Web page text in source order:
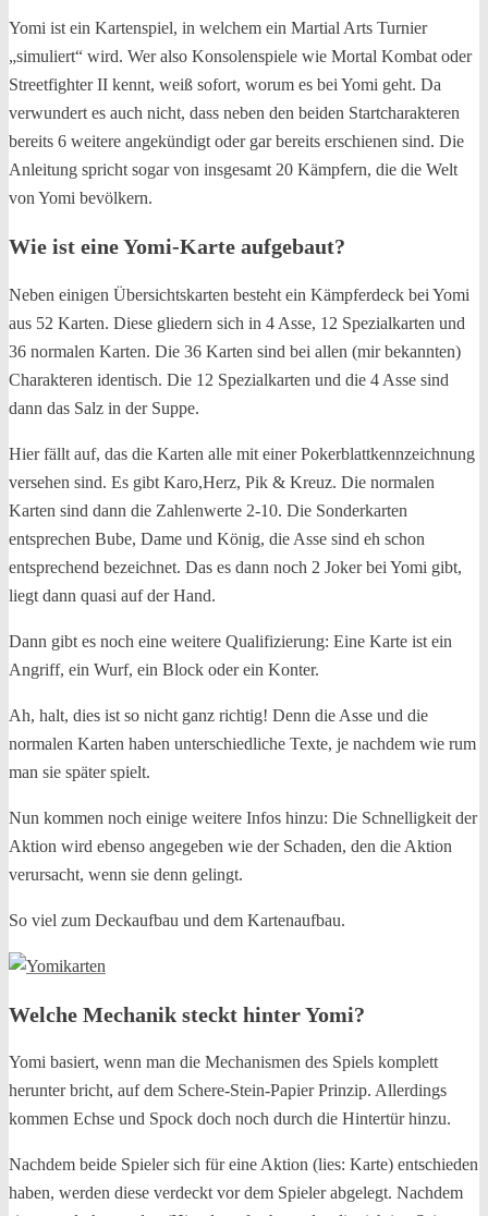
Yomi ist ein Kartenspiel, in welchem ein Martial Arts Turnier
„simuliert“ wird. Wer also Konsolenspiele wie Mortal Kombat oder
Streetfighter II kennt, weiß sofort, worum es bei Yomi geht. Da
verwundert es auch nicht, dass neben den beiden Startcharakteren
bereits 6 weitere angekündigt oder gar bereits erschienen sind. Die
Anleitung spricht sogar von insgesamt 20 Kämpfern, die die Welt
von Yomi bevölkern.
Wie ist eine Yomi-Karte aufgebaut?
Neben einigen Übersichtskarten besteht ein Kämpferdeck bei Yomi
aus 52 Karten. Diese gliedern sich in 4 Asse, 12 Spezialkarten und
36 normalen Karten. Die 36 Karten sind bei allen (mir bekannten)
Charakteren identisch. Die 12 Spezialkarten und die 4 Asse sind
dann das Salz in der Suppe.
Hier fällt auf, das die Karten alle mit einer Pokerblattkennzeichnung
versehen sind. Es gibt Karo,Herz, Pik & Kreuz. Die normalen
Karten sind dann die Zahlenwerte 2-10. Die Sonderkarten
entsprechen Bube, Dame und König, die Asse sind eh schon
entsprechend bezeichnet. Das es dann noch 2 Joker bei Yomi gibt,
liegt dann quasi auf der Hand.
Dann gibt es noch eine weitere Qualifizierung: Eine Karte ist ein
Angriff, ein Wurf, ein Block oder ein Konter.
Ah, halt, dies ist so nicht ganz richtig! Denn die Asse und die
normalen Karten haben unterschiedliche Texte, je nachdem wie rum
man sie später spielt.
Nun kommen noch einige weitere Infos hinzu: Die Schnelligkeit der
Aktion wird ebenso angegeben wie der Schaden, den die Aktion
verursacht, wenn sie denn gelingt.
So viel zum Deckaufbau und dem Kartenaufbau.
Welche Mechanik steckt hinter Yomi?
Yomi basiert, wenn man die Mechanismen des Spiels komplett
herunter bricht, auf dem Schere-Stein-Papier Prinzip. Allerdings
kommen Echse und Spock doch noch durch die Hintertür hinzu.
Nachdem beide Spieler sich für eine Aktion (lies: Karte) entschieden
haben, werden diese verdeckt vor dem Spieler abgelegt. Nachdem